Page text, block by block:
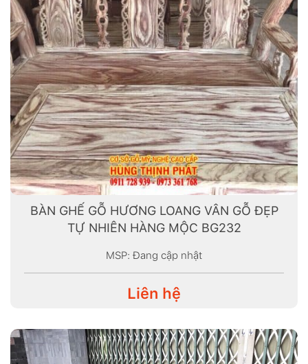
BÀN GHẾ GỖ HƯƠNG LOANG VÂN GỖ ĐẸP
TỰ NHIÊN HÀNG MỘC BG232
MSP: Đang cập nhật
Liên hệ